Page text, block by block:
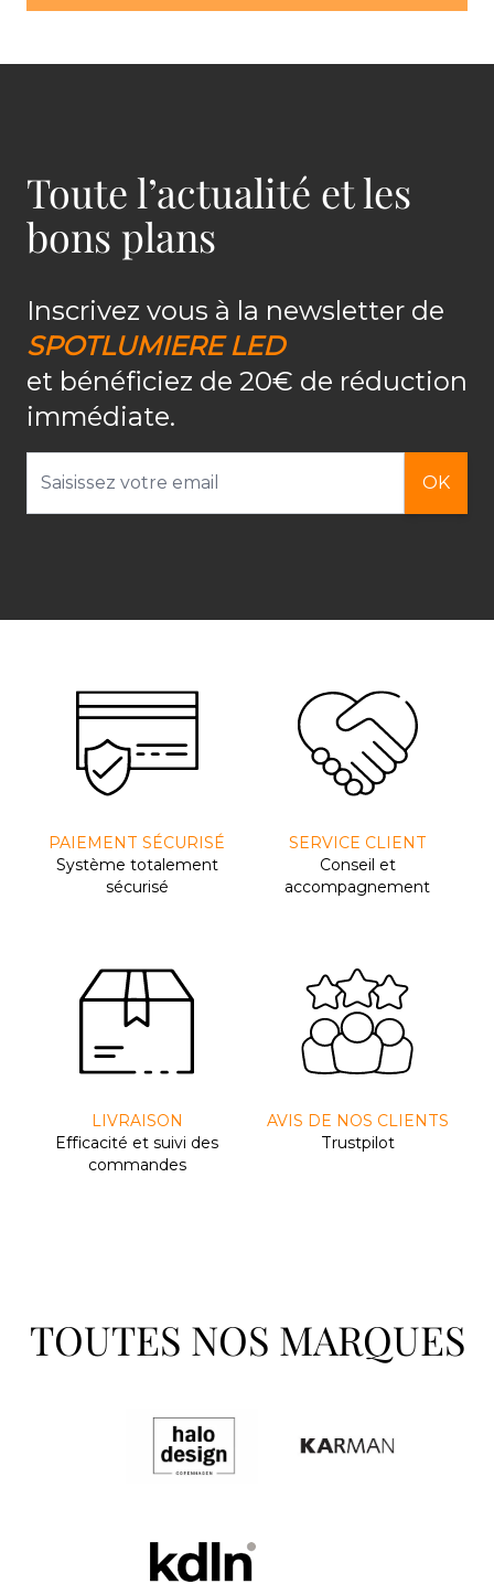
Toute l’actualité et les
bons plans
Inscrivez vous à la newsletter de
SPOTLUMIERE LED
et bénéficiez de 20€ de réduction
immédiate.
OK
PAIEMENT SÉCURISÉ
Système totalement
sécurisé
SERVICE CLIENT
Conseil et
accompagnement
LIVRAISON
Efﬁcacité et suivi des
commandes
AVIS DE NOS CLIENTS
Trustpilot
TOUTES NOS MARQUES